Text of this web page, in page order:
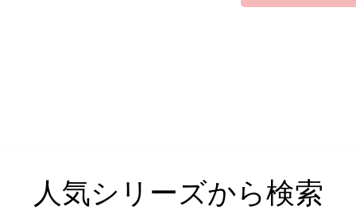
人気シリーズから検索